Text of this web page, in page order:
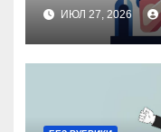
ИЮЛ 27, 2026